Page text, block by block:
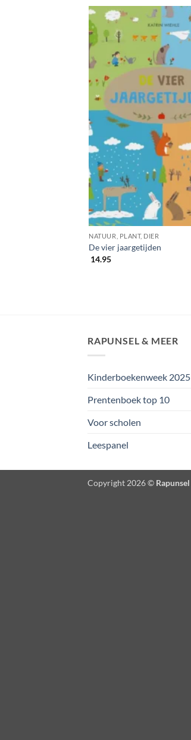
NATUUR, PLANT, DIER
De vier jaargetijden
14.95
RAPUNSEL & MEER
Kinderboekenweek 2025
Prentenboek top 10
Voor scholen
Leespanel
Copyright 2026 © Rapunsel